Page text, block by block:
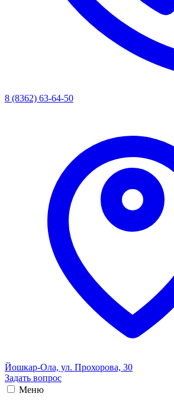
8 (8362) 63-64-50
Йошкар-Ола, ул. Прохорова, 30
Задать вопрос
Меню